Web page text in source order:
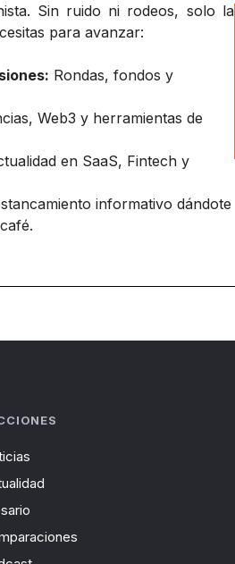
Sin ruido ni rodeos, solo la
para avanzar:
Rondas, fondos y
Web3 y herramientas de
en SaaS, Fintech y
informativo dándote